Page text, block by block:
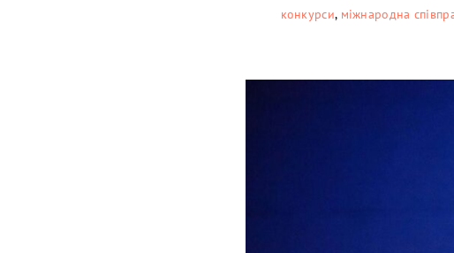
конкурси, міжнародна